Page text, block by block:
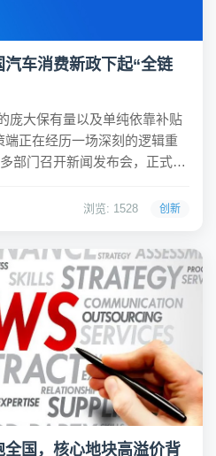
车消费新政下起“全链
庞大保有量以及单纯依靠补贴
正在经历一场深刻的逻辑重
部门召开新闻发布会，正式确
单的购车降价或财政补贴，
浏览: 1528 创新
国，核心地块高溢价背